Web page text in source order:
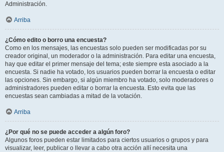
Administración.
Arriba
¿Cómo edito o borro una encuesta?
Como en los mensajes, las encuestas solo pueden ser modificadas por su
creador original, un moderador o la administración. Para editar una encuesta,
hay que editar el primer mensaje del tema; este siempre esta asociado a la
encuesta. Si nadie ha votado, los usuarios pueden borrar la encuesta o editar
las opciones. Sin embargo, si algún miembro ha votado, solo moderadores o
administradores pueden editar o borrar la encuesta. Esto evita que las
encuestas sean cambiadas a mitad de la votación.
Arriba
¿Por qué no se puede acceder a algún foro?
Algunos foros pueden estar limitados para ciertos usuarios o grupos y para
visualizar, leer, publicar o llevar a cabo otra acción allí necesita una